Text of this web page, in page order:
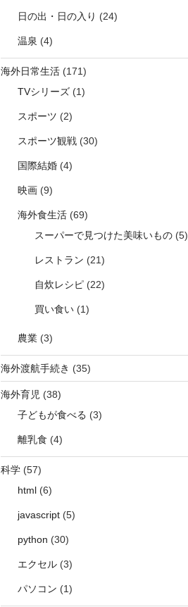
日の出・日の入り (24)
温泉 (4)
海外日常生活(171)
TVシリーズ(1)
スポーツ (2)
スポーツ観戦(30)
国際結婚(4)
映画(9)
海外食生活(69)
スーパーで見つけた美味いもの(5)
レストラン (21)
自炊レシピ(22)
買い食い(1)
農業(3)
海外渡航手続き (35)
海外育児 (38)
子どもが食べる (3)
離乳食 (4)
科学(57)
html(6)
javascript(5)
python (30)
エクセル(3)
パソコン (1)